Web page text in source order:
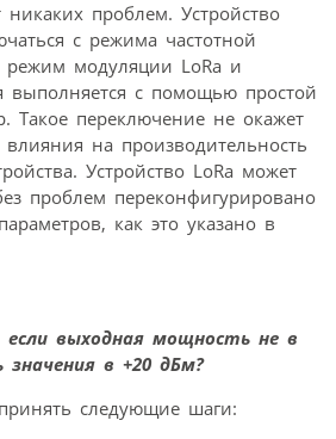
проблем. Устройство
с режима частотной
режим модуляции LoRa и
выполняется с помощью простой
Такое переключение не окажет
влияния на производительность
Устройство LoRa может
проблем переконфигурировано
как это указано в
выходная мощность не в
значения в +20 дБм?
следующие шаги: